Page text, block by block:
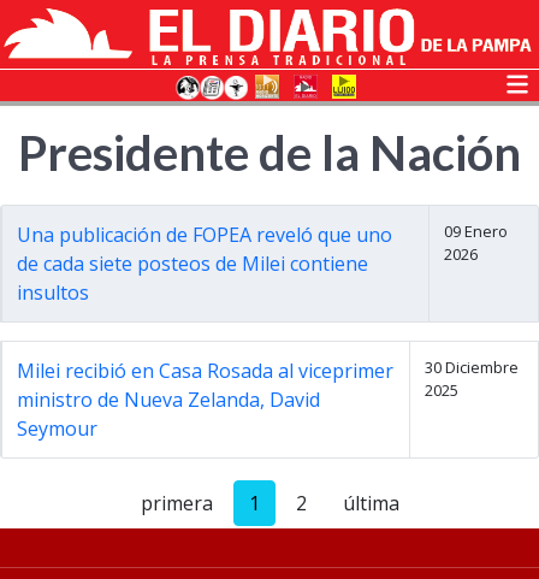
Presidente de la Nación
Una publicación de FOPEA reveló que uno
de cada siete posteos de Milei contiene
insultos
09 Enero
2026
Milei recibió en Casa Rosada al viceprimer
ministro de Nueva Zelanda, David
Seymour
30 Diciembre
2025
primera 1 2 última